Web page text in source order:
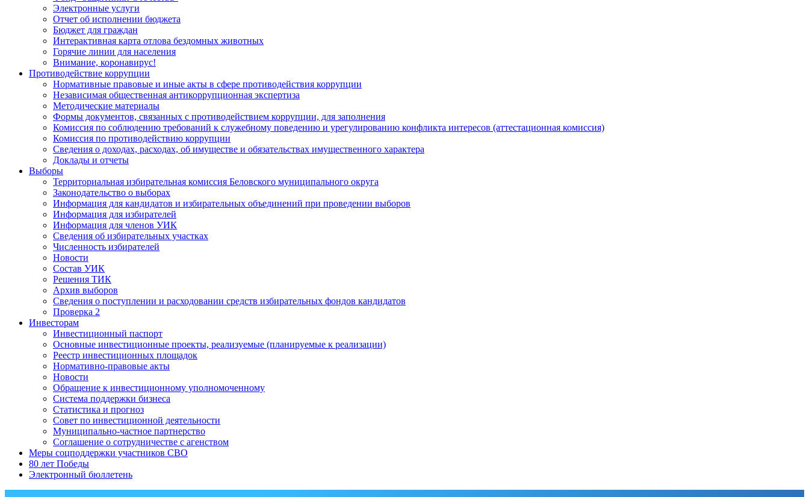
Электронные услуги
Отчет об исполнении бюджета
Бюджет для граждан
Интерактивная карта отлова бездомных животных
Горячие линии для населения
Внимание, коронавирус!
Противодействие коррупции
Нормативные правовые и иные акты в сфере противодействия коррупции
Независимая общественная антикоррупционная экспертиза
Методические материалы
Формы документов, связанных с противодействием коррупции, для заполнения
Комиссия по соблюдению требований к служебному поведению и урегулированию конфликта интересов (аттестационная комиссия)
Комиссия по противодействию коррупции
Сведения о доходах, расходах, об имуществе и обязательствах имущественного характера
Доклады и отчеты
Выборы
Территориальная избирательная комиссия Беловского муниципального округа
Законодательство о выборах
Информация для кандидатов и избирательных объединений при проведении выборов
Информация для избирателей
Информация для членов УИК
Сведения об избирательных участках
Численность избирателей
Новости
Состав УИК
Решения ТИК
Архив выборов
Сведения о поступлении и расходовании средств избирательных фондов кандидатов
Проверка 2
Инвесторам
Инвестиционный паспорт
Основные инвестиционные проекты, реализуемые (планируемые к реализации)
Реестр инвестиционных площадок
Нормативно-правовые акты
Новости
Обращение к инвестиционному уполномоченному
Система поддержки бизнеса
Статистика и прогноз
Совет по инвестиционной деятельности
Муниципально-частное партнерство
Соглашение о сотрудничестве с агенством
Меры соцподдержки участников СВО
80 лет Победы
Электронный бюллетень